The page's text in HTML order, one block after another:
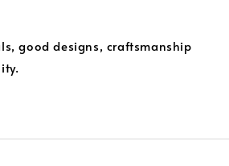
good designs, craftsmanship